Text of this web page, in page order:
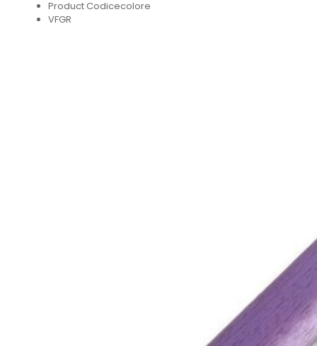
Product Codicecolore
VFGR